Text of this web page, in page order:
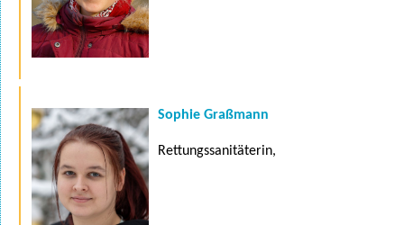
Sophie Graßmann
Rettungssanitäterin,